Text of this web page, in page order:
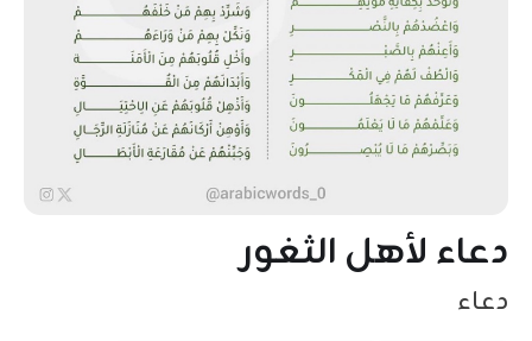
دعاء لأهل الثغور
دعاء